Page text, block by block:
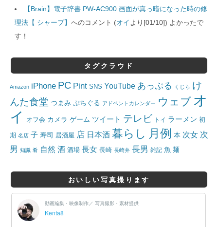
【Brain】電子辞書 PW-AC900 画面が真っ暗になった時の修
理法【 シャープ】 へのコメント (オイ より[01/10]) よかったで
す！
タグクラウド
Amazon iPhone PC Pint SNS YouTube あっぷる くじら け
んた食堂 つまみ ぷちぐる アドベントカレンダー ウェブ オ
イ
オフ会 カメラ ゲーム ツイート テレビ トイ ラーメン 初
期 名店 子 寿司 居酒屋 店 日本酒 暮らし 月例 本 次女 次
男 知識 肴 自然 酒 酒場 長女 長崎 長崎弁 長男 雑記 魚 麺
おいしい写真撮ります